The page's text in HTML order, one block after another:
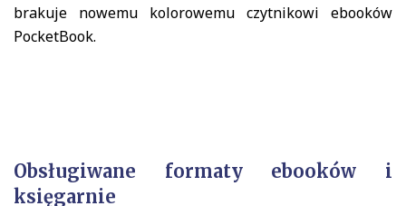
brakuje nowemu kolorowemu czytnikowi ebooków
PocketBook.
Obsługiwane formaty ebooków i
księgarnie